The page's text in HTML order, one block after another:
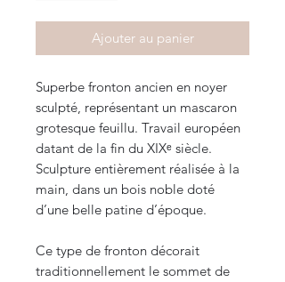
Ajouter au panier
Superbe fronton ancien en noyer
sculpté, représentant un mascaron
grotesque feuillu. Travail européen
datant de la fin du XIXᵉ siècle.
Sculpture entièrement réalisée à la
main, dans un bois noble doté
d’une belle patine d’époque.
Ce type de fronton décorait
traditionnellement le sommet de